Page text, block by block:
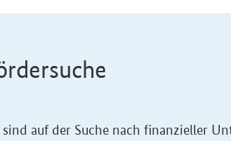
sind auf der Suche nach finanzieller